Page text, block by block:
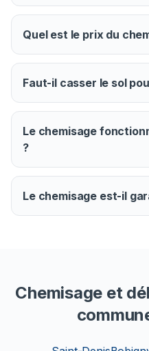
Quel est le prix du
Faut-il casser le sol
Le chemisage
?
Le chemisage est-il
Chemisage et